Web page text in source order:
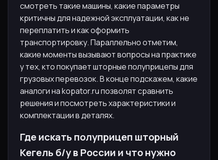
смотреть такие машины, какие параметры
критичны для надежной эксплуатации, как не
переплатить и как оформить
транспортировку. Параллельно отметим,
какие моменты вызывают вопросы на практике
у тех, кто покупает шторные полуприцепы для
грузовых перевозок. В конце подскажем, какие
аналоги на kopator.ru позволят сравнить
решения и посмотреть характеристики и
комплектации в деталях.
Где искать полуприцеп шторный
Кегель б/у в России и что нужно